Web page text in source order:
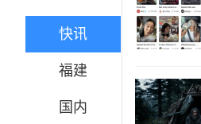
快讯
福建
国内